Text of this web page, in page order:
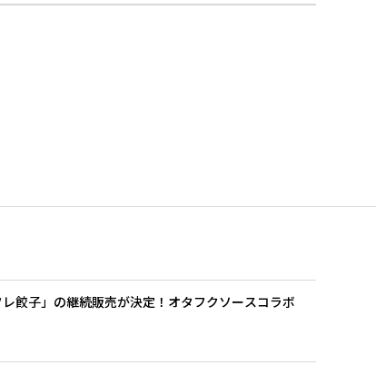
餃子」の継続販売が決定！オタフクソースコラボ